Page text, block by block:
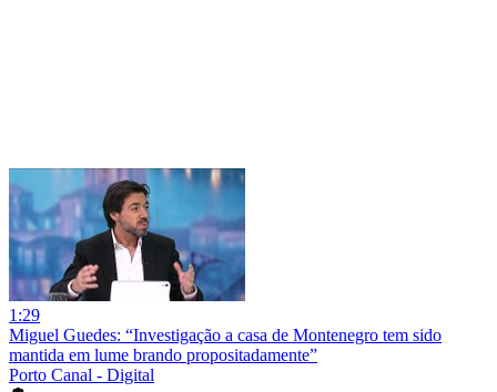
1:29
Miguel Guedes: “Investigação a casa de Montenegro tem sido
mantida em lume brando propositadamente”
Porto Canal - Digital